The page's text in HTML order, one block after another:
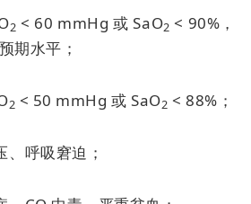
2 < 60 mmHg 或 SaO2 < 90%，
期水平；
2 < 50 mmHg 或 SaO2 < 88%；
呼吸窘迫；